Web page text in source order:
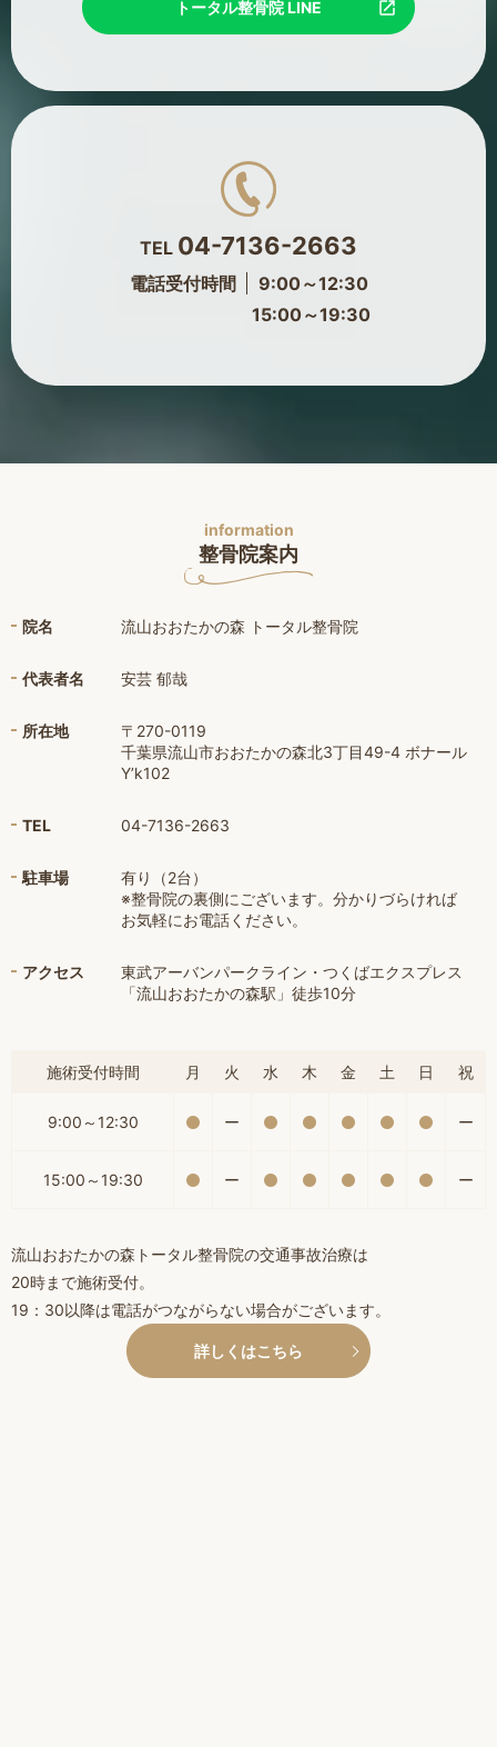
トータル整骨院 LINE
TEL 04-7136-2663
電話受付時間
9:00～12:30
15:00～19:30
information
整骨院案内
院名 流山おおたかの森 トータル整骨院
代表者名 安芸 郁哉
所在地
〒270-0119
千葉県流山市おおたかの森北3丁目49-4 ボナール
Y’k102
TEL 04-7136-2663
駐車場
有り（2台）
※整骨院の裏側にございます。分かりづらければ
お気軽にお電話ください。
アクセス
東武アーバンパークライン・つくばエクスプレス
「流山おおたかの森駅」徒歩10分
施術受付時間 月 火 水 木 金 土 日 祝
9:00～12:30 ー ー
15:00～19:30 ー ー
流山おおたかの森トータル整骨院の交通事故治療は
20時まで施術受付。
19：30以降は電話がつながらない場合がございます。
詳しくはこちら